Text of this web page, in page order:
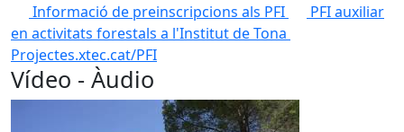
Informació de preinscripcions als PFI
PFI auxiliar
en activitats forestals a l'Institut de Tona
Projectes.xtec.cat/PFI
Vídeo - Àudio